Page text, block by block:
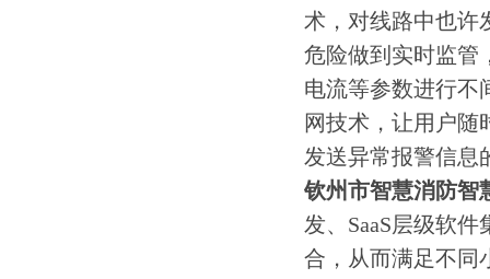
术，对线路中也许
危险做到实时监管
电流等参数进行不
网技术，让用户随
发送异常报警信息
钦州市智慧消防智
发、SaaS层级软
合，从而满足不同